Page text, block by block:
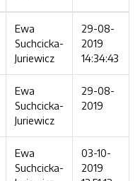
Ewa
Suchcicka-
Juriewicz
29-08-
2019
14:34:43
Ewa
Suchcicka-
Juriewicz
29-08-
2019
Ewa
Suchcicka-
03-10-
2019